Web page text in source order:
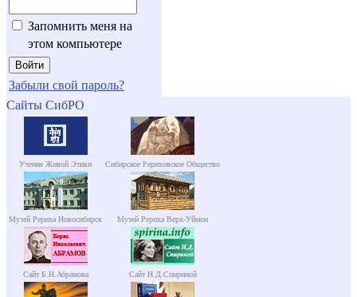
Запомнить меня на
этом компьютере
Забыли свой пароль?
Сайты СибРО
Учение Живой Этики Сибирское Рериховское Общество
Музей Рериха Новосибирск Музей Рериха Верх-Уймон
Сайт Б.Н.Абрамова Сайт Н.Д.Спириной